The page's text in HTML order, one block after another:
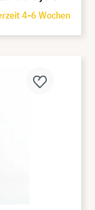
4-6 Wochen